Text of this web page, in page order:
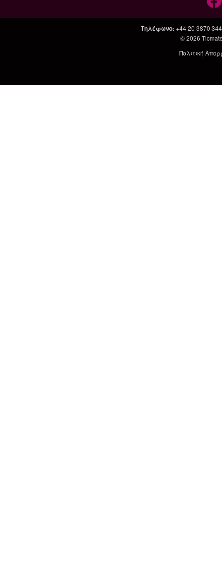
Τηλέφωνο: +44 20 3870
© 2026
Πολιτική